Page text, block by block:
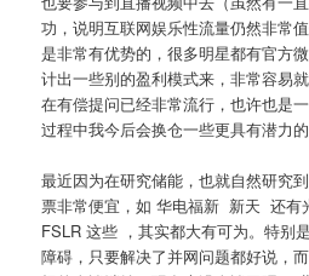
功，说明互联网娱乐性流量仍然非常
是非常有优势的，很多明星都有官方
计出一些别的盈利模式来，非常容易
在有偿提问已经非常流行，也许也是
过程中我今后会换仓一些更具有潜力的
最近因为在研究储能，也就自然研究
票非常便宜，如 华电福新 新天 还有
FSLR 这些 ，其实都大有可为。特别
障碍，只要解决了并网问题都好说，